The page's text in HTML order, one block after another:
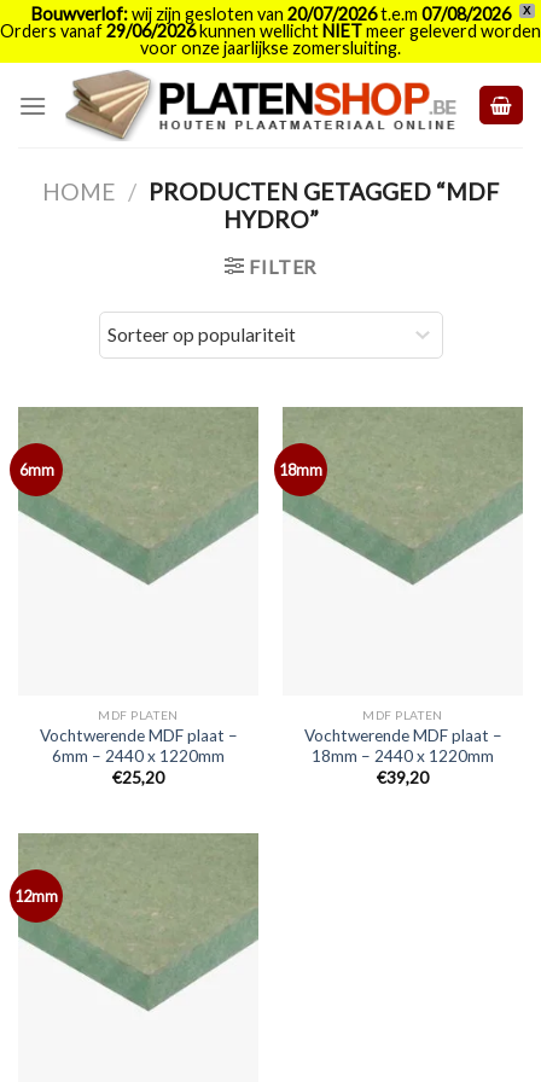
X
Bouwverlof:wij zijn gesloten van 20/07/2026t.e.m 07/08/2026
Orders vanaf29/06/2026kunnen wellichtNIETmeer geleverd worden
voor onze jaarlijkse zomersluiting.
HOME / PRODUCTEN GETAGGED “MDF
HYDRO”
FILTER
6mm
MDF PLATEN
Vochtwerende MDF plaat –
6mm – 2440 x 1220mm
€25,20
18mm
MDF PLATEN
Vochtwerende MDF plaat –
18mm – 2440 x 1220mm
€39,20
12mm